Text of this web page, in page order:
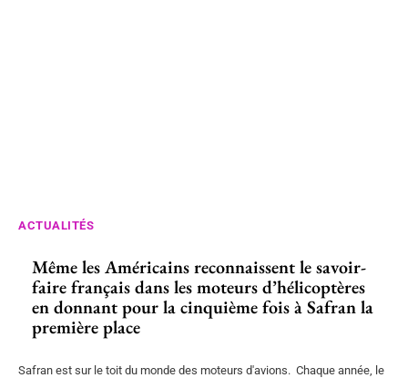
ACTUALITÉS
Même les Américains reconnaissent le savoir-
faire français dans les moteurs d’hélicoptères
en donnant pour la cinquième fois à Safran la
première place
Safran est sur le toit du monde des moteurs d'avions. Chaque année, le